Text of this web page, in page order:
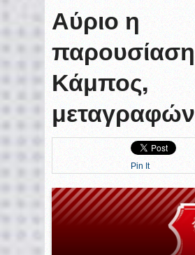
Αύριο η
παρουσίαση
Κάμπος,
μεταγραφών
Pin It